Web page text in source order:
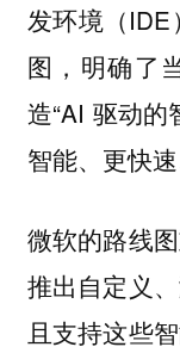
发环境（IDE
图，明确了
造“AI 驱动的
智能、更快
微软的路线
推出自定义
且支持这些